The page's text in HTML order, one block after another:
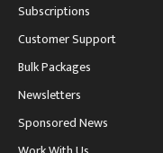
Subscriptions
Customer Support
Bulk Packages
Newsletters
Sponsored News